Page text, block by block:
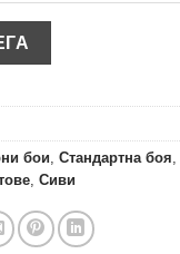
бои Стандартна боя
Сиви